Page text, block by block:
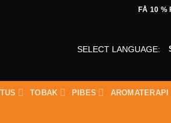
FÅ 10 %
SELECT LANGUAGE:
TOBAK PIBES AROMATERAPI